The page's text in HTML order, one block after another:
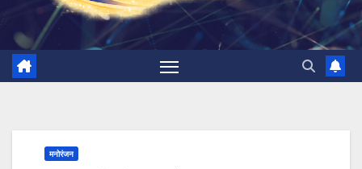
मनोरंजन